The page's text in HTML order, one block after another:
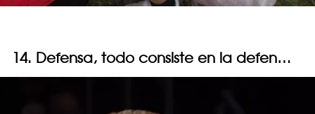
14. Defensa, todo consiste en la defen…